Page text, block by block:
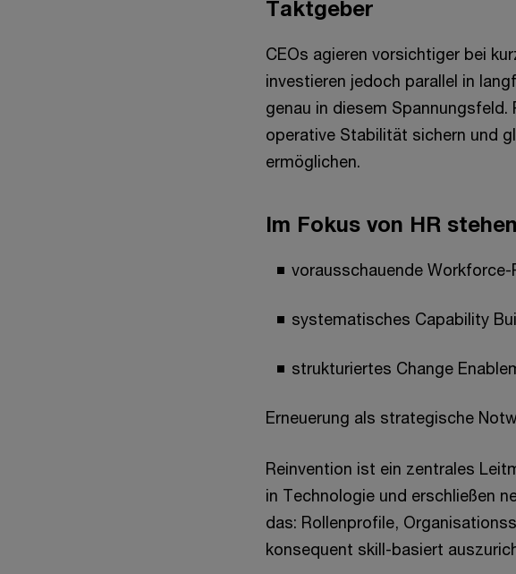
Taktgeber
CEOs agieren vorsichtiger bei
investieren jedoch parallel in
genau in diesem
operative Stabilität sichern und
ermöglichen.
Im Fokus von HR
vorausschauende Workforce-
systematisches Capability
strukturiertes Change
Erneuerung als strategische
Reinvention ist ein zentrales
in Technologie und erschließen
das: Rollenprofile,
konsequent skill-basiert